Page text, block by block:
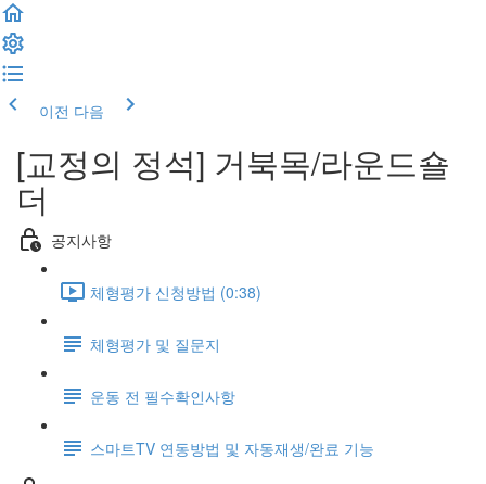
이전 다음
[교정의 정석] 거북목/라운드숄
더
공지사항
체형평가 신청방법 (0:38)
체형평가 및 질문지
운동 전 필수확인사항
스마트TV 연동방법 및 자동재생/완료 기능